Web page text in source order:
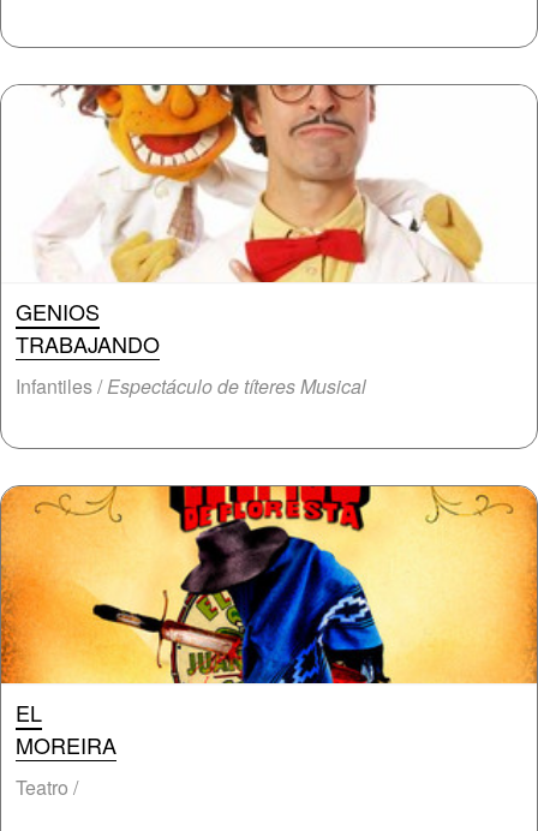
GENIOS
TRABAJANDO
Infantiles /Espectáculo de títeres Musical
EL
MOREIRA
Teatro /